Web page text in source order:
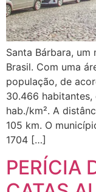
Santa Bárbara,
Brasil. Com uma
população, de
30.466
hab./km². A
105 km. O
1704 […]
PERÍCIA